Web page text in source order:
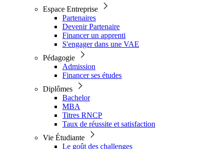
Espace Entreprise
Partenaires
Devenir Partenaire
Financer un apprenti
S'engager dans une VAE
Pédagogie
Admission
Financer ses études
Diplômes
Bachelor
MBA
Titres RNCP
Taux de réussite et satisfaction
Vie Étudiante
Le goût des challenges